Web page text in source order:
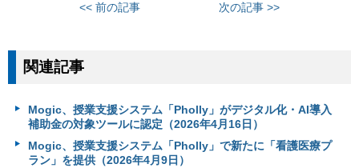
<< 前の記事 次の記事 >>
関連記事
Mogic、授業支援システム「Pholly」がデジタル化・AI導入
補助金の対象ツールに認定（2026年4月16日）
Mogic、授業支援システム「Pholly」で新たに「看護医療プ
ラン」を提供（2026年4月9日）